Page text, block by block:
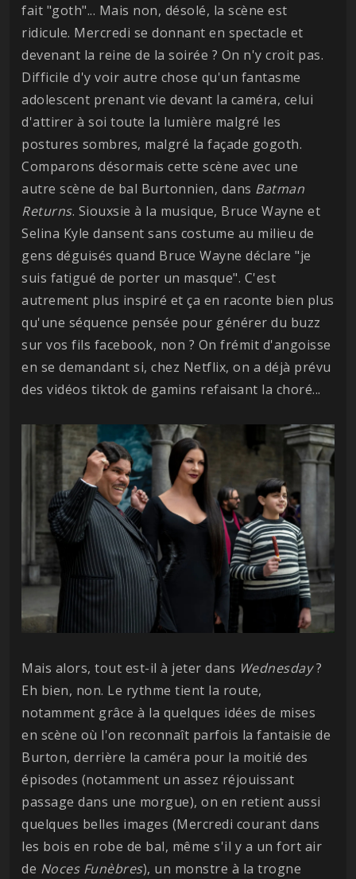
fait "goth"... Mais non, désolé, la scène est
ridicule. Mercredi se donnant en spectacle et
devenant la reine de la soirée ? On n'y croit pas.
Difficile d'y voir autre chose qu'un fantasme
adolescent prenant vie devant la caméra, celui
d'attirer à soi toute la lumière malgré les
postures sombres, malgré la façade gogoth.
Comparons désormais cette scène avec une
autre scène de bal Burtonnien, dans Batman
Returns. Siouxsie à la musique, Bruce Wayne et
Selina Kyle dansent sans costume au milieu de
gens déguisés quand Bruce Wayne déclare "je
suis fatigué de porter un masque". C'est
autrement plus inspiré et ça en raconte bien plus
qu'une séquence pensée pour générer du buzz
sur vos fils facebook, non ? On frémit d'angoisse
en se demandant si, chez Netflix, on a déjà prévu
des vidéos tiktok de gamins refaisant la choré...
Mais alors, tout est-il à jeter dans Wednesday?
Eh bien, non. Le rythme tient la route,
notamment grâce à la quelques idées de mises
en scène où l'on reconnaît parfois la fantaisie de
Burton, derrière la caméra pour la moitié des
épisodes (notamment un assez réjouissant
passage dans une morgue), on en retient aussi
quelques belles images (Mercredi courant dans
les bois en robe de bal, même s'il y a un fort air
de Noces Funèbres), un monstre à la trogne